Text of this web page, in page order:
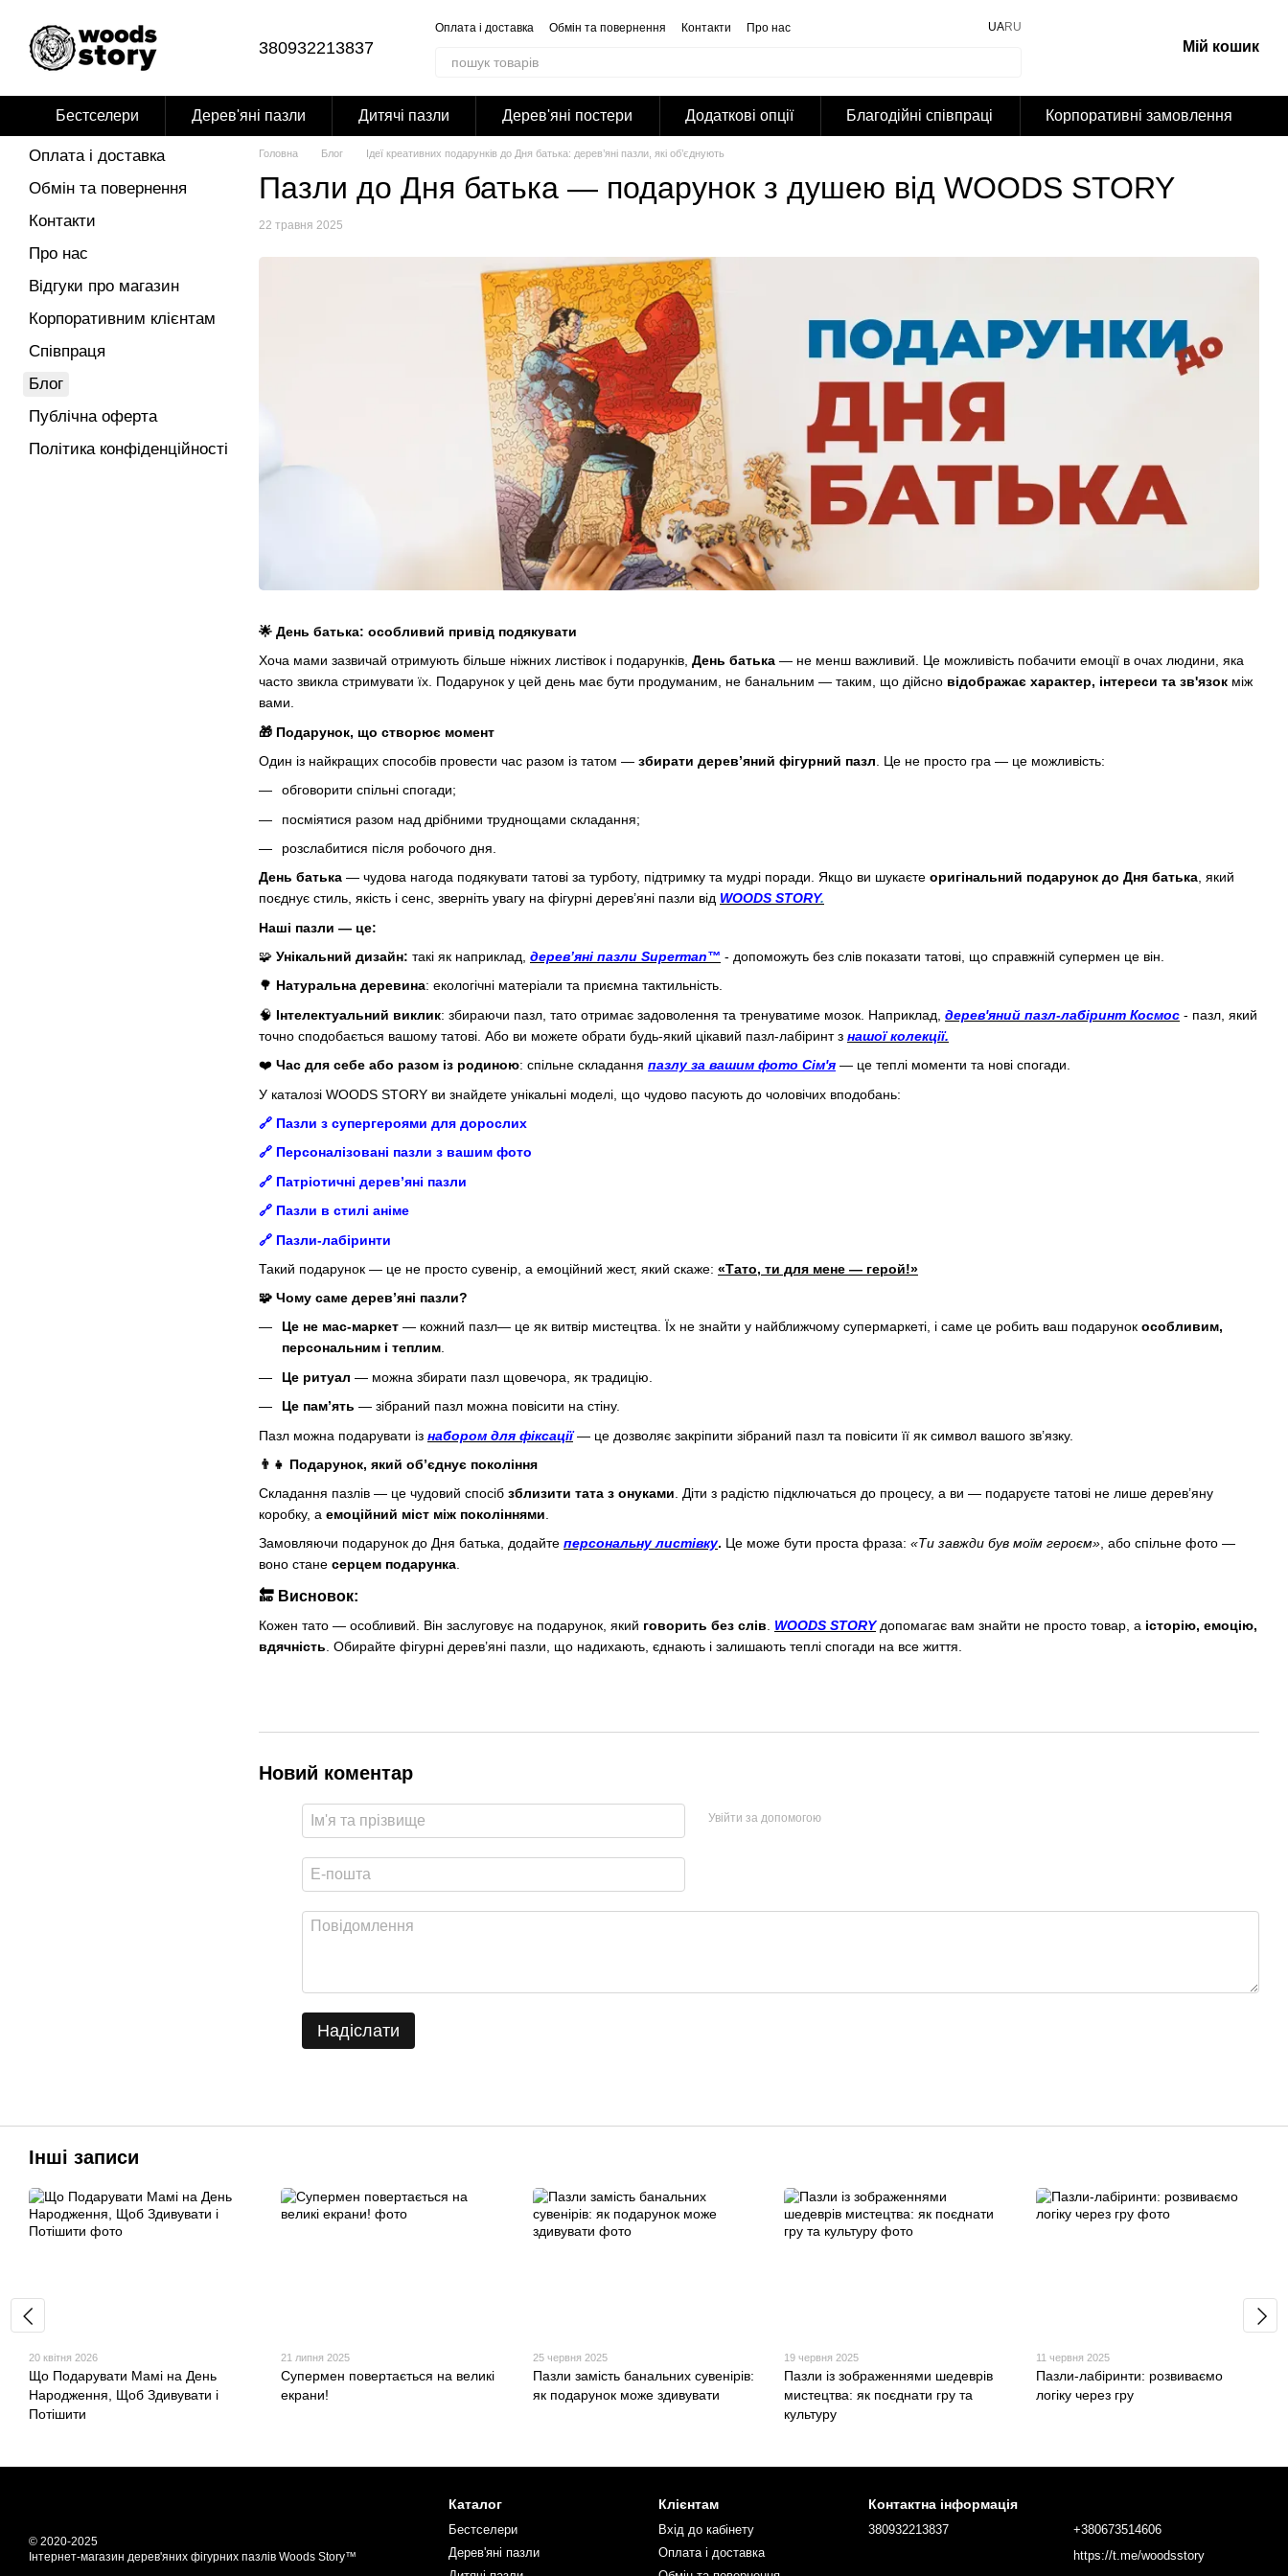
380932213837
Оплата і доставка Обмін та повернення Контакти
Про нас
Публічна оферта
UARU
Мій кошик
Бестселери Дерев'яні пазли Дитячі пазли Дерев'яні постери Додаткові опції Благодійні співпраці Корпоративні замовлення
Головна Блог Ідеї креативних подарунків до Дня батька: дерев’яні пазли, які об’єднують
Пазли до Дня батька — подарунок з душею від WOODS STORY
22 травня 2025
🌟 День батька: особливий привід подякувати
Хоча мами зазвичай отримують більше ніжних листівок і подарунків, День батька — не менш важливий. Це можливість побачити емоції в очах людини, яка
часто звикла стримувати їх. Подарунок у цей день має бути продуманим, не банальним — таким, що дійсно відображає характер, інтереси та зв'язок між
вами.
🎁 Подарунок, що створює момент
Один із найкращих способів провести час разом із татом — збирати дерев’яний фігурний пазл . Це не просто гра — це можливість:
обговорити спільні спогади;
посміятися разом над дрібними труднощами складання;
розслабитися після робочого дня.
День батька — чудова нагода подякувати татові за турботу, підтримку та мудрі поради. Якщо ви шукаєте оригінальний подарунок до Дня батька, який
поєднує стиль, якість і сенс, зверніть увагу на фігурні дерев’яні пазли від WOODS STORY.
Наші пазли — це:
🧩 Унікальний дизайн: такі як наприклад, дерев’яні пазли Superman™ - допоможуть без слів показати татові, що справжній супермен це він.
🌳 Натуральна деревина: екологічні матеріали та приємна тактильність.
🧠 Інтелектуальний виклик: збираючи пазл, тато отримає задоволення та тренуватиме мозок. Наприклад, дерев'яний пазл-лабіринт Космос - пазл, який
точно сподобається вашому татові. Або ви можете обрати будь-який цікавий пазл-лабіринт з нашої колекції.
❤️ Час для себе або разом із родиною: спільне складання пазлу за вашим фото Сім'я — це теплі моменти та нові спогади.
У каталозі WOODS STORY ви знайдете унікальні моделі, що чудово пасують до чоловічих вподобань:
🔗 Пазли з супергероями для дорослих
🔗 Персоналізовані пазли з вашим фото
🔗 Патріотичні дерев’яні пазли
🔗 Пазли в стилі аніме
🔗 Пазли-лабіринти
Такий подарунок — це не просто сувенір, а емоційний жест, який скаже: «Тато, ти для мене — герой!»
🧩 Чому саме дерев’яні пазли?
Це не мас-маркет — кожний пазл— це як витвір мистецтва. Їх не знайти у найближчому супермаркеті, і саме це робить ваш подарунок особливим,
персональним і теплим.
Це ритуал — можна збирати пазл щовечора, як традицію.
Це пам’ять — зібраний пазл можна повісити на стіну.
Пазл можна подарувати із набором для фіксації — це дозволяє закріпити зібраний пазл та повісити її як символ вашого зв’язку.
👨‍👧 Подарунок, який об’єднує покоління
Складання пазлів — це чудовий спосіб зблизити тата з онуками . Діти з радістю підключаться до процесу, а ви — подаруєте татові не лише дерев’яну
коробку, а емоційний міст між поколіннями
Замовляючи подарунок до Дня батька, додайте персональну листівку. Це може бути проста фраза: «Ти завжди був моїм героєм», або спільне фото —
воно стане серцем подарунка.
🔚 Висновок:
Кожен тато — особливий. Він заслуговує на подарунок, який говорить без слів. WOODS STORYдопомагає вам знайти не просто товар, а історію, емоцію,
вдячність. Обирайте фігурні дерев’яні пазли, що надихають, єднають і залишають теплі спогади на все життя.
Новий коментар
Увійти за допомогою
Надіслати
Оплата і доставка
Обмін та повернення
Контакти
Про нас
Відгуки про магазин
Корпоративним клієнтам
Співпраця
Блог
Публічна оферта
Політика конфіденційності
Інші записи
20 квітня 2026
Що Подарувати Мамі на День
Народження, Щоб Здивувати і
Потішити
21 липня 2025
Супермен повертається на великі
екрани!
25 червня 2025
Пазли замість банальних сувенірів:
як подарунок може здивувати
19 червня 2025
Пазли із зображеннями шедеврів
мистецтва: як поєднати гру та
культуру
11 червня 2025
Пазли-лабіринти: розвиваємо
логіку через гру
© 2020-2025
Інтернет-магазин дерев'яних фігурних пазлів Woods Story™
Каталог
Бестселери
Дерев'яні пазли
Клієнтам
Вхід до кабінету
Оплата і доставка
Контактна інформація
380932213837
+380673514606
https://t.me/woodsstory